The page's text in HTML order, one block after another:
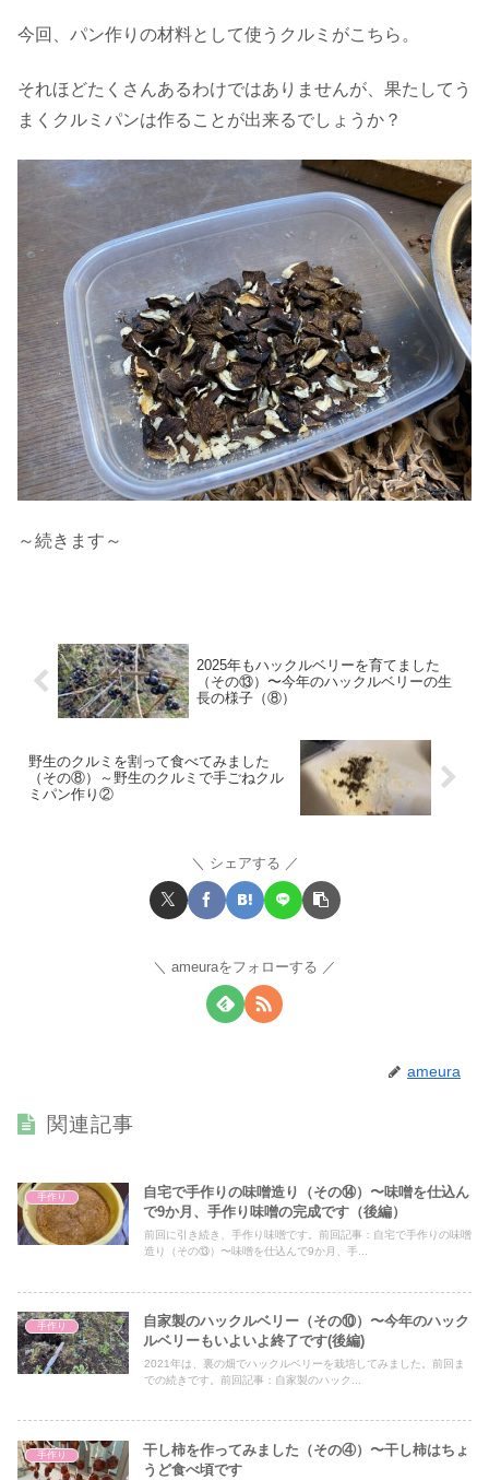
今回、パン作りの材料として使うクルミがこちら。
それほどたくさんあるわけではありませんが、果たしてう
まくクルミパンは作ることが出来るでしょうか？
～続きます～
2025年もハックルベリーを育てました
（その⑬）〜今年のハックルベリーの生
長の様子（⑧）
野生のクルミを割って食べてみました
（その⑧）～野生のクルミで手ごねクル
ミパン作り②
シェアする
ameuraをフォローする
ameura
関連記事
手作り
自宅で手作りの味噌造り（その⑭）〜味噌を仕込ん
で9か月、手作り味噌の完成です（後編）
前回に引き続き、手作り味噌です。前回記事：自宅で手作りの味噌
造り（その⑬）〜味噌を仕込んで9か月、手...
手作り
自家製のハックルベリー（その⑩）〜今年のハック
ルベリーもいよいよ終了です(後編)
2021年は、裏の畑でハックルベリーを栽培してみました。前回ま
での続きです。前回記事：自家製のハック...
手作り
干し柿を作ってみました（その④）〜干し柿はちょ
うど食べ頃です